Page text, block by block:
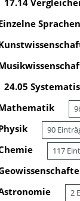
17.14
24.05
90
117
2